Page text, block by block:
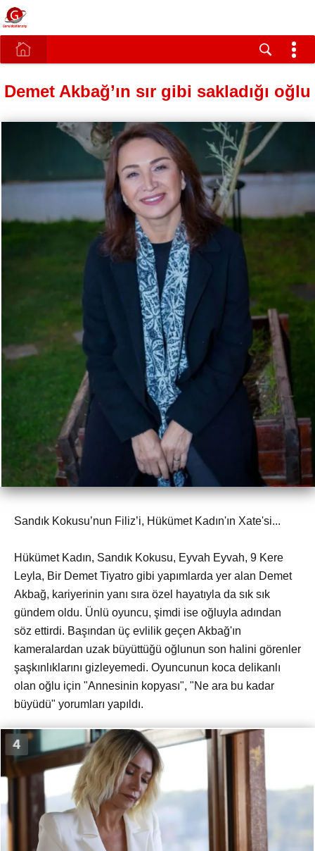
Demet Akbağ’ın sır gibi sakladığı oğlu
Sandık Kokusu’nun Filiz’i, Hükümet Kadın'ın Xate'si...
Hükümet Kadın, Sandık Kokusu, Eyvah Eyvah, 9 Kere
Leyla, Bir Demet Tiyatro gibi yapımlarda yer alan Demet
Akbağ, kariyerinin yanı sıra özel hayatıyla da sık sık
gündem oldu. Ünlü oyuncu, şimdi ise oğluyla adından
söz ettirdi. Başından üç evlilik geçen Akbağ'ın
kameralardan uzak büyüttüğü oğlunun son halini görenler
şaşkınlıklarını gizleyemedi. Oyuncunun koca delikanlı
olan oğlu için "Annesinin kopyası", "Ne ara bu kadar
büyüdü" yorumları yapıldı.